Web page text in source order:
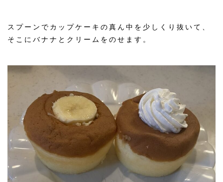
スプーンでカップケーキの真ん中を少しくり抜いて、
そこにバナナとクリームをのせます。